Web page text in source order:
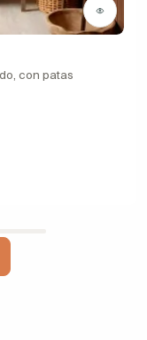
con patas